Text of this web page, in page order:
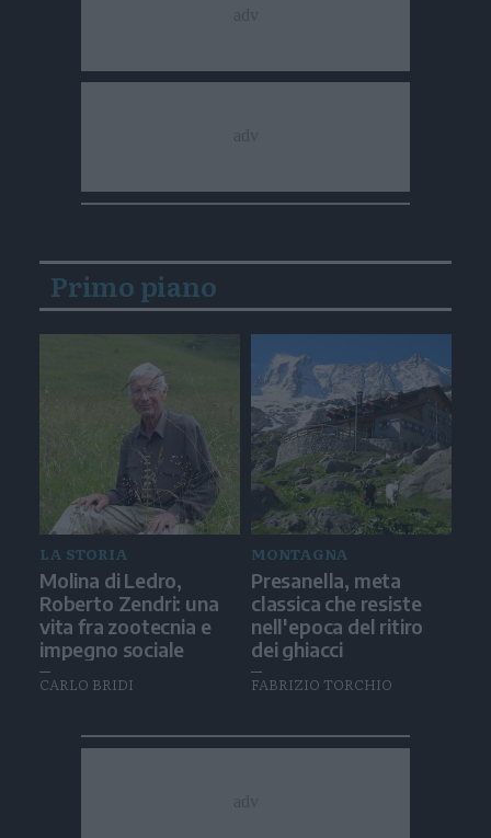
Primo piano
LA STORIA
Molina di Ledro,
Roberto Zendri: una
vita fra zootecnia e
impegno sociale
CARLO BRIDI
MONTAGNA
Presanella, meta
classica che resiste
nell'epoca del ritiro
dei ghiacci
FABRIZIO TORCHIO